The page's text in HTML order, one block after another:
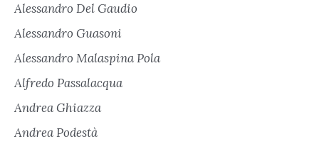
Alessandro Del Gaudio
Alessandro Guasoni
Alessandro Malaspina Pola
Alfredo Passalacqua
Andrea Ghiazza
Andrea Podestà